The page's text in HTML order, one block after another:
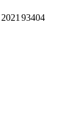
2021 93404